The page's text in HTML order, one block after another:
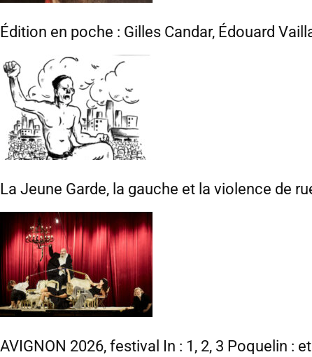
Édition en poche : Gilles Candar, Édouard
La Jeune Garde, la gauche et la violence de
AVIGNON 2026, festival In : 1, 2, 3 Poquelin :